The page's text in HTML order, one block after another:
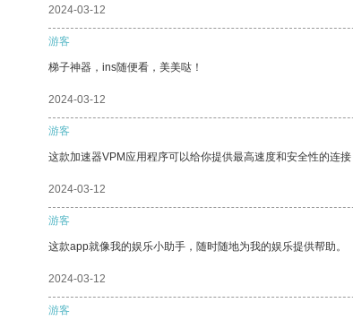
2024-03-12
游客
梯子神器，ins随便看，美美哒！
2024-03-12
游客
这款加速器VPM应用程序可以给你提供最高速度和安全性的连接
2024-03-12
游客
这款app就像我的娱乐小助手，随时随地为我的娱乐提供帮助。
2024-03-12
游客